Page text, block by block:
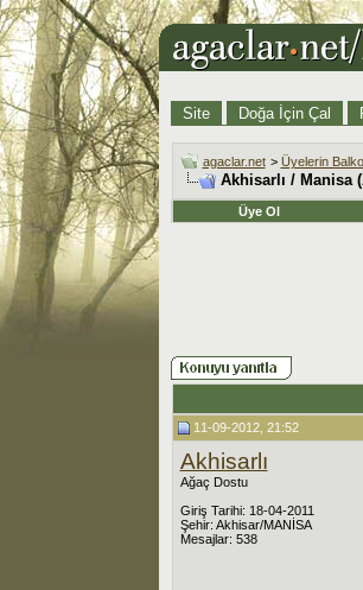
Site Doğa İçin Çal
agaclar.net > Üyelerin
Akhisarlı / Manisa
Üye Ol
11-09-2012, 21:52
Akhisarlı
Ağaç Dostu
Giriş Tarihi: 18-04-2011
Şehir: Akhisar/MANİSA
Mesajlar: 538